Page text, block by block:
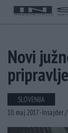
Novi
SLOVENIJA
10. maj 2017 -Insajder /